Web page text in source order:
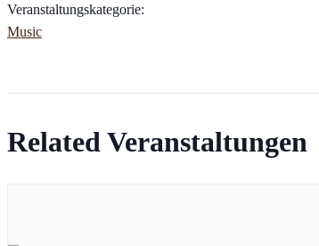
Veranstaltungskategorie:
Music
Related Veranstaltungen